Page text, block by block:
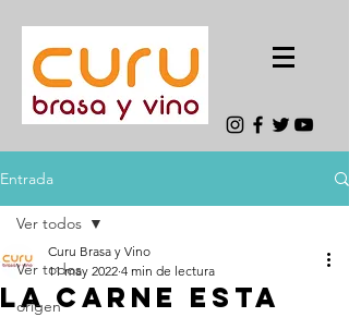
Entrada
Ver todos
origen
Ver todos
la Carne esta
Curu Brasa y Vino
11 may 2022 4 min de lectura